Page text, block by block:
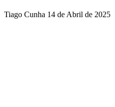
Tiago Cunha 14 de Abril de 2025